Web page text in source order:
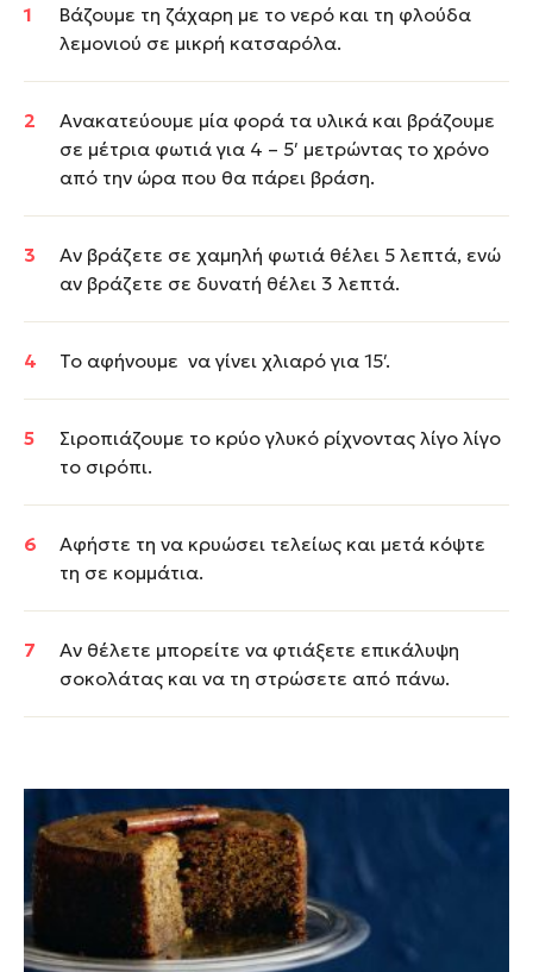
Βάζουμε τη ζάχαρη με το νερό και τη φλούδα
λεμονιού σε μικρή κατσαρόλα.
Ανακατεύουμε μία φορά τα υλικά και βράζουμε
σε μέτρια φωτιά για 4 – 5′ μετρώντας το χρόνο
από την ώρα που θα πάρει βράση.
Αν βράζετε σε χαμηλή φωτιά θέλει 5 λεπτά, ενώ
αν βράζετε σε δυνατή θέλει 3 λεπτά.
Το αφήνουμε να γίνει χλιαρό για 15′.
Σιροπιάζουμε το κρύο γλυκό ρίχνοντας λίγο λίγο
το σιρόπι.
Αφήστε τη να κρυώσει τελείως και μετά κόψτε
τη σε κομμάτια.
Αν θέλετε μπορείτε να φτιάξετε επικάλυψη
σοκολάτας και να τη στρώσετε από πάνω.